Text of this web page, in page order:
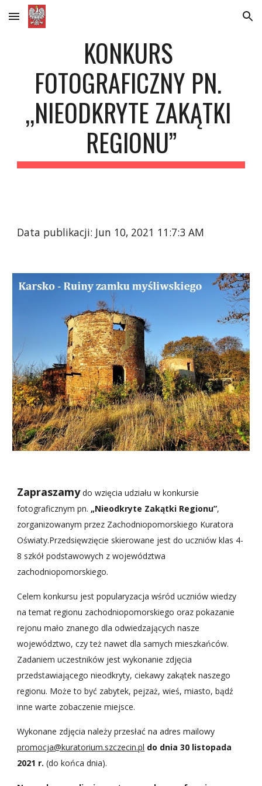
Skip to main content Skip to navigation
KONKURS
FOTOGRAFICZNY PN.
„NIEODKRYTE ZAKĄTKI
REGIONU”
Data publikacji: Jun 10, 2021 11:7:3 AM
Zapraszamy do wzięcia udziału w konkursie
fotograficznym pn. „Nieodkryte Zakątki Regionu”,
zorganizowanym przez Zachodniopomorskiego Kuratora
Oświaty.Przedsięwzięcie skierowane jest do uczniów klas 4-
8 szkół podstawowych z województwa
zachodniopomorskiego.
Celem konkursu jest popularyzacja wśród uczniów wiedzy
na temat regionu zachodniopomorskiego oraz pokazanie
rejonu mało znanego dla odwiedzających nasze
województwo, czy też nawet dla samych mieszkańców.
Zadaniem uczestników jest wykonanie zdjęcia
przedstawiającego nieodkryty, ciekawy zakątek naszego
regionu. Może to być zabytek, pejzaż, wieś, miasto, bądź
inne warte zobaczenie miejsce.
promocja@kuratorium.szczecin.pl do dnia 30 listopada
2021 r. (do końca dnia).